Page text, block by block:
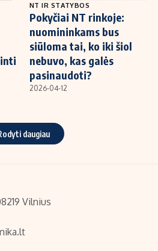
NT IR STATYBOS
Pokyčiai NT rinkoje:
nuomininkams bus
siūloma tai, ko iki šiol
nebuvo, kas galės
pasinaudoti?
2026-04-12
daugiau
Vilnius